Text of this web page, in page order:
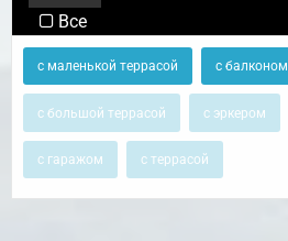
Все
с маленькой террасой с балконом
с большой террасой с эркером
с гаражом с террасой